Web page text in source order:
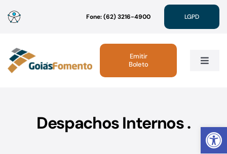
Abrir
para
conteúdo
Fone: (62) 3216-4900 LGPD
Toggle
Linhas de Crédito
Emitir
Boleto
Despachos Internos .